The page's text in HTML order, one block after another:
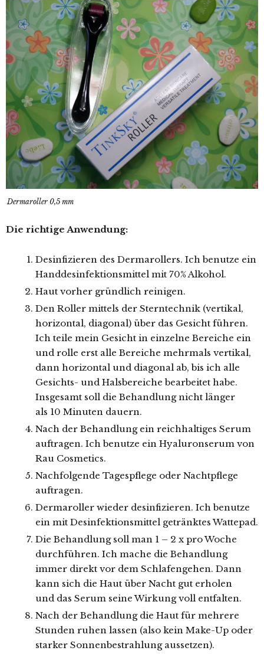
Dermaroller 0,5 mm
Die richtige Anwendung:
Desinfizieren des Dermarollers. Ich benutze ein
Handdesinfektionsmittel mit 70% Alkohol.
Haut vorher gründlich reinigen.
Den Roller mittels der Sterntechnik (vertikal,
horizontal, diagonal) über das Gesicht führen.
Ich teile mein Gesicht in einzelne Bereiche ein
und rolle erst alle Bereiche mehrmals vertikal,
dann horizontal und diagonal ab, bis ich alle
Gesichts- und Halsbereiche bearbeitet habe.
Insgesamt soll die Behandlung nicht länger
als 10 Minuten dauern.
Nach der Behandlung ein reichhaltiges Serum
auftragen. Ich benutze ein Hyaluronserum von
Rau Cosmetics.
Nachfolgende Tagespflege oder Nachtpflege
auftragen.
Dermaroller wieder desinfizieren. Ich benutze
ein mit Desinfektionsmittel getränktes Wattepad.
Die Behandlung soll man 1 – 2 x pro Woche
durchführen. Ich mache die Behandlung
immer direkt vor dem Schlafengehen. Dann
kann sich die Haut über Nacht gut erholen
und das Serum seine Wirkung voll entfalten.
Nach der Behandlung die Haut für mehrere
Stunden ruhen lassen (also kein Make-Up oder
starker Sonnenbestrahlung aussetzen).